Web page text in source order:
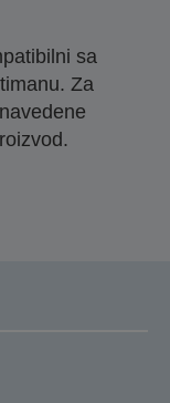
sa
Za